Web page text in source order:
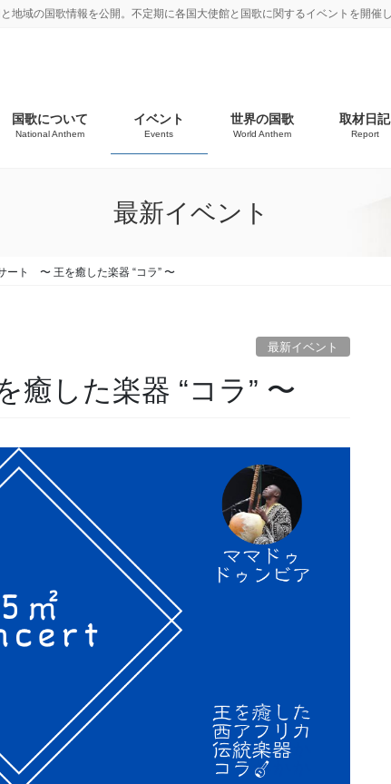
域の国歌情報を公開。不定期に各国大使館と国歌に関するイベントを開催し
国歌について
National Anthem
イベント
Events
世界の国歌
World Anthem
取材日記
Report
最新イベント
ート 〜 王を癒した楽器 “コラ” 〜
最新イベント
した楽器 “コラ” 〜